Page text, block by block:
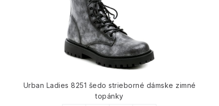
Urban Ladies 8251 šedo strieborné dámske zimné
topánky